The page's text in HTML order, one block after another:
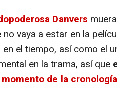
Danvers
vaya a estar en la
el tiempo, así como el
en la trama, así que
de la cronología